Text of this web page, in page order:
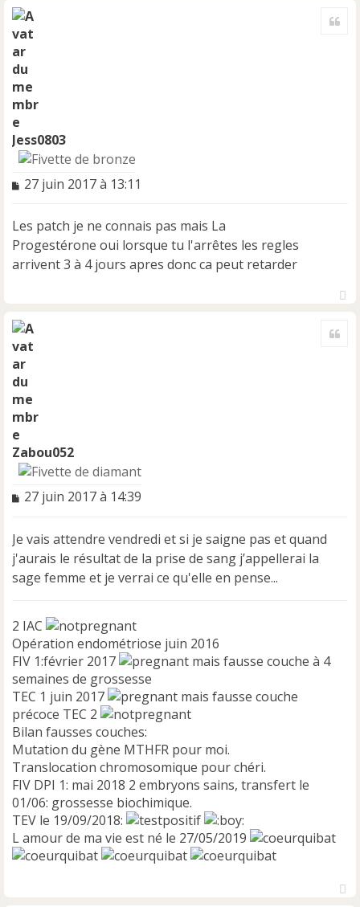
Jess0803
M
s
a
g
e
n
l
u
27 juin 2017 à 13:11
Les patch je ne connais pas mais La
Progestérone oui lorsque tu l'arrêtes les regles
arrivent 3 à 4 jours apres donc ca peut retarder
Zabou052
M
s
a
g
e
o
n
l
u
27 juin 2017 à 14:39
Je vais attendre vendredi et si je saigne pas et quand
j'aurais le résultat de la prise de sang j’appellerai la
sage femme et je verrai ce qu'elle en pense...
2 IAC
Opération endométriose juin 2016
FIV 1:février 2017
mais fausse couche à 4
semaines de grossesse
TEC 1 juin 2017
mais fausse couche
précoce TEC 2
Bilan fausses couches:
Mutation du gène MTHFR pour moi.
Translocation chromosomique pour chéri.
FIV DPI 1: mai 2018 2 embryons sains, transfert le
01/06: grossesse biochimique.
TEV le 19/09/2018:
L amour de ma vie est né le 27/05/2019